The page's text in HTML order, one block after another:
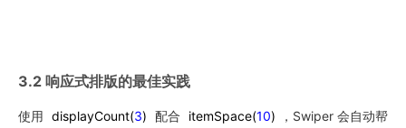
3.2 响应式排版的最佳实践
使用 displayCount(3) 配合 itemSpace(10)
，Swiper 会自动帮